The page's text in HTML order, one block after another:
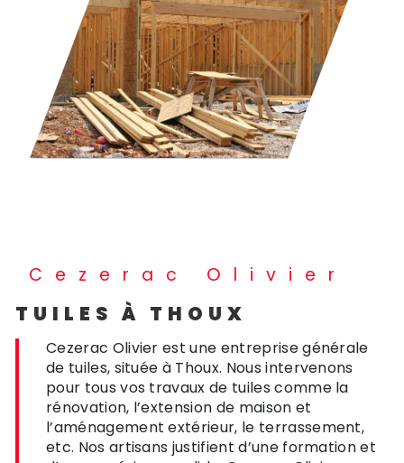
Cezerac Olivier
TUILES À THOUX
Cezerac Olivier est une entreprise générale
de tuiles, située à Thoux. Nous intervenons
pour tous vos travaux de tuiles comme la
rénovation, l’extension de maison et
l’aménagement extérieur, le terrassement,
etc. Nos artisans justifient d’une formation et